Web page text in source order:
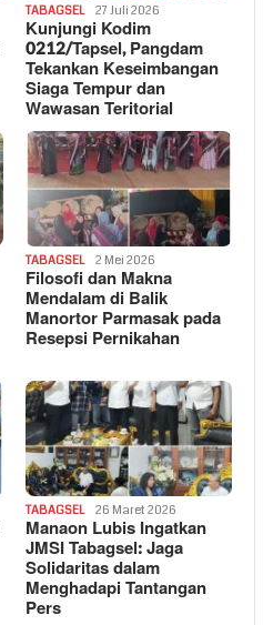
TABAGSEL 27 Juli 2026
Kunjungi Kodim
0212/Tapsel, Pangdam
Tekankan Keseimbangan
Siaga Tempur dan
Wawasan Teritorial
TABAGSEL 2 Mei 2026
Filosofi dan Makna
Mendalam di Balik
Manortor Parmasak pada
Resepsi Pernikahan
TABAGSEL 26 Maret 2026
Manaon Lubis Ingatkan
JMSI Tabagsel: Jaga
Solidaritas dalam
Menghadapi Tantangan
Pers